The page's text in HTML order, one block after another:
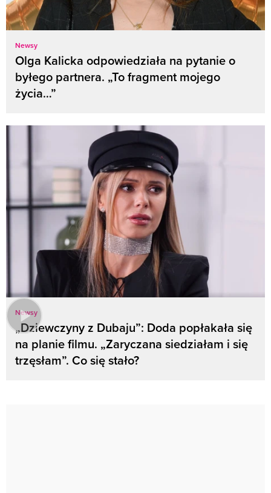
Newsy
Olga Kalicka odpowiedziała na pytanie o
byłego partnera. „To fragment mojego
życia…”
Newsy
„Dziewczyny z Dubaju”: Doda popłakała się
na planie filmu. „Zaryczana siedziałam i się
trzęsłam”. Co się stało?